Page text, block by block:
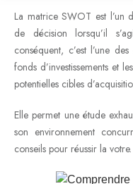
La matrice SWOT est l’un
de décision lorsqu’il
conséquent, c’est l’une
fonds d’investissements et
potentielles cibles
Elle permet une étude
son environnement
conseils pour réussir la votre.